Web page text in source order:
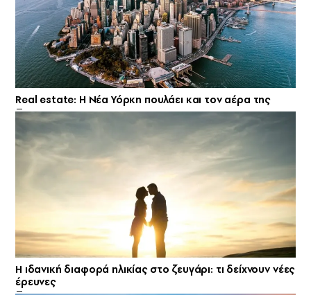
Real estate: H Νέα Υόρκη πουλάει και τον αέρα της
Η ιδανική διαφορά ηλικίας στο ζευγάρι: τι δείχνουν νέες
έρευνες